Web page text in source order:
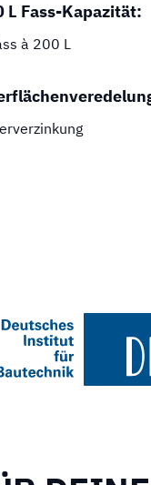
L Fass-Kapazität:
à 200 L